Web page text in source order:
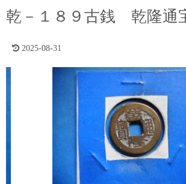
ス
プ
乾－１８９古銭 乾隆通
2025-08-31